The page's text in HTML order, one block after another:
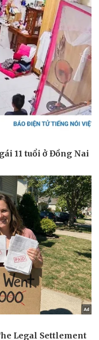
trường
Giá vàng
Tỷ giá
Chứng khoán
Giá cà phê